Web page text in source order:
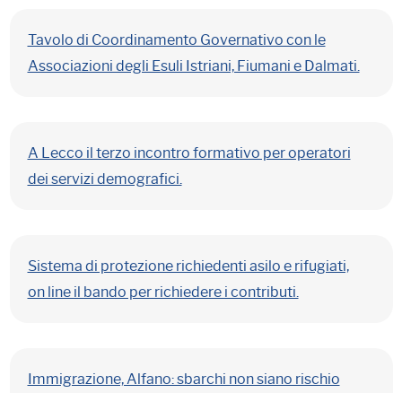
Tavolo di Coordinamento Governativo con le
Associazioni degli Esuli Istriani, Fiumani e Dalmati.
A Lecco il terzo incontro formativo per operatori
dei servizi demografici.
Sistema di protezione richiedenti asilo e rifugiati,
on line il bando per richiedere i contributi.
Immigrazione, Alfano: sbarchi non siano rischio